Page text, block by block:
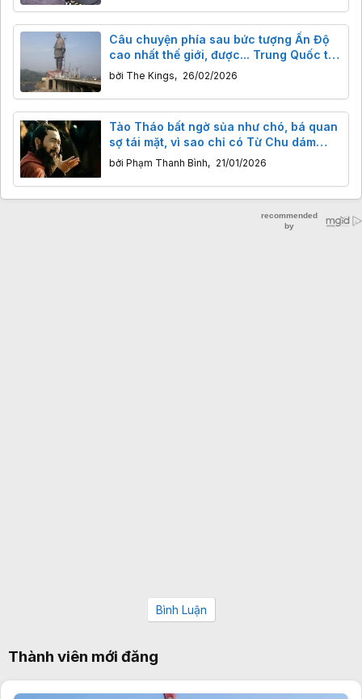
Câu chuyện phía sau bức tượng Ấn Độ
cao nhất thế giới, được... Trung Quốc tạc
nên
bởi The Kings, 26/02/2026
Tào Tháo bất ngờ sủa như chó, bá quan
sợ tái mặt, vì sao chỉ có Từ Chu dám
cười?
bởi Phạm Thanh Bình, 21/01/2026
Bình Luận
Thành viên mới đăng